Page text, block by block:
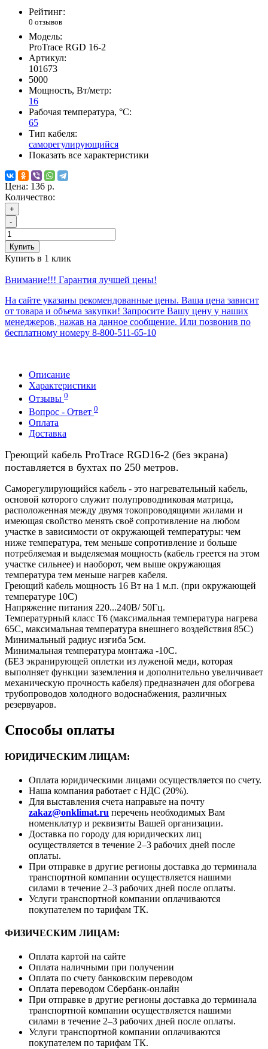
Рейтинг:
0 отзывов
Модель:
ProTrace RGD 16-2
Артикул:
101673
5000
Мощность, Вт/метр:
16
Рабочая температура, °C:
65
Тип кабеля:
саморегулирующийся
Показать все характеристики
Цена: 136 р.
Количество:
+
-
Купить
Купить в 1 клик
Внимание!!! Гарантия лучшей цены!
На сайте указаны рекомендованные цены. Ваша цена зависит
от товара и объема закупки! Запросите Вашу цену у наших
менеджеров, нажав на данное сообщение. Или позвонив по
бесплатному номеру 8-800-511-65-10
Описание
Характеристики
Отзывы 0
Вопрос - Ответ 0
Оплата
Доставка
Греющий кабель ProTrace RGD16-2 (без экрана)
поставляется в бухтах по 250 метров.
Саморегулирующийся кабель - это нагревательный кабель,
основой которого служит полупроводниковая матрица,
расположенная между двумя токопроводящими жилами и
имеющая свойство менять своё сопротивление на любом
участке в зависимости от окружающей температуры: чем
ниже температура, тем меньше сопротивление и больше
потребляемая и выделяемая мощность (кабель греется на этом
участке сильнее) и наоборот, чем выше окружающая
температура тем меньше нагрев кабеля.
Греющий кабель мощность 16 Вт на 1 м.п. (при окружающей
температуре 10С)
Напряжение питания 220...240В/ 50Гц.
Температурный класс Т6 (максимальная температура нагрева
65С, максимальная температура внешнего воздействия 85С)
Минимальный радиус изгиба 5см.
Минимальная температура монтажа -10С.
(БЕЗ экранирующей оплетки из луженой меди, которая
выполняет функции заземления и дополнительно увеличивает
механическую прочность кабеля) предназначен для обогрева
трубопроводов холодного водоснабжения, различных
резервуаров.
Способы оплаты
ЮРИДИЧЕСКИМ ЛИЦАМ:
Оплата юридическими лицами осуществляется по счету.
Наша компания работает с НДС (20%).
Для выставления счета направьте на почту
zakaz@onklimat.ru перечень необходимых Вам
номенклатур и реквизиты Вашей организации.
Доставка по городу для юридических лиц
осуществляется в течение 2–3 рабочих дней после
оплаты.
При отправке в другие регионы доставка до терминала
транспортной компании осуществляется нашими
силами в течение 2–3 рабочих дней после оплаты.
Услуги транспортной компании оплачиваются
покупателем по тарифам ТК.
ФИЗИЧЕСКИМ ЛИЦАМ:
Оплата картой на сайте
Оплата наличными при получении
Оплата по счету банковским переводом
Оплата переводом Сбербанк-онлайн
При отправке в другие регионы доставка до терминала
транспортной компании осуществляется нашими
силами в течение 2–3 рабочих дней после оплаты.
Услуги транспортной компании оплачиваются
покупателем по тарифам ТК.